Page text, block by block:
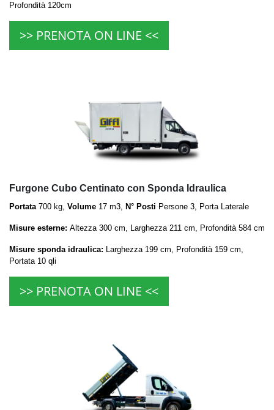
Profondità 120cm
>> PRENOTA ON LINE <<
Furgone Cubo Centinato con Sponda Idraulica
Portata 700 kg, Volume 17 m3, N° Posti Persone 3, Porta Laterale
Misure esterne: Altezza 300 cm, Larghezza 211 cm, Profondità 584 cm
Misure sponda idraulica: Larghezza 199 cm, Profondità 159 cm,
Portata 10 qli
>> PRENOTA ON LINE <<